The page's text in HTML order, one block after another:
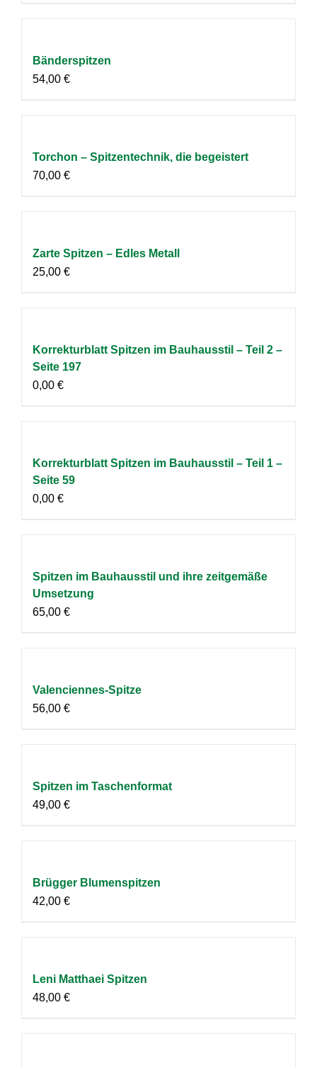
Bänderspitzen
54,00 €
Torchon – Spitzentechnik, die begeistert
70,00 €
Zarte Spitzen – Edles Metall
25,00 €
Korrekturblatt Spitzen im Bauhausstil – Teil 2 –
Seite 197
0,00 €
Korrekturblatt Spitzen im Bauhausstil – Teil 1 –
Seite 59
0,00 €
Spitzen im Bauhausstil und ihre zeitgemäße
Umsetzung
65,00 €
Valenciennes-Spitze
56,00 €
Spitzen im Taschenformat
49,00 €
Brügger Blumenspitzen
42,00 €
Leni Matthaei Spitzen
48,00 €